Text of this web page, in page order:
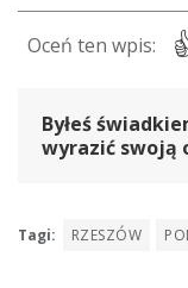
Byłeś
wyrazić swoją
Tagi: RZESZÓW